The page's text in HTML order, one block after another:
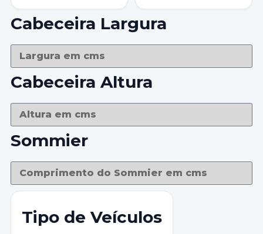
Cabeceira Largura
Cabeceira Altura
Sommier
Tipo de Veículos